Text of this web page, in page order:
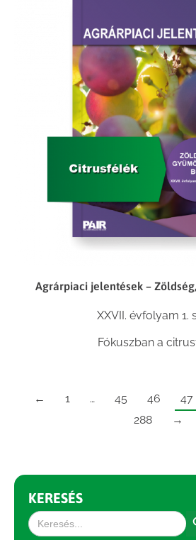
Agrárpiaci jelentések –
XXVII. évfolyam 1.
Fókuszban a
← 1 … 45 46 47
288
→
KERESÉS
Search
for: